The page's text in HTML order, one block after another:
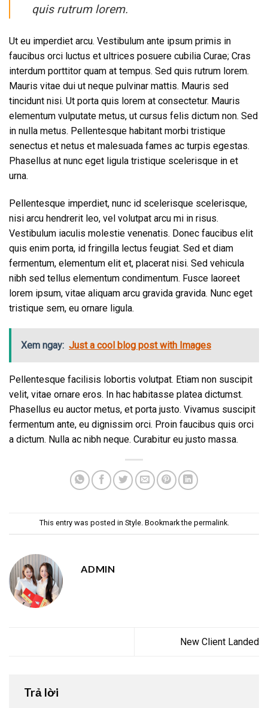
quis rutrum lorem.
Ut eu imperdiet arcu. Vestibulum ante ipsum primis in
faucibus orci luctus et ultrices posuere cubilia Curae; Cras
interdum porttitor quam at tempus. Sed quis rutrum lorem.
Mauris vitae dui ut neque pulvinar mattis. Mauris sed
tincidunt nisi. Ut porta quis lorem at consectetur. Mauris
elementum vulputate metus, ut cursus felis dictum non. Sed
in nulla metus. Pellentesque habitant morbi tristique
senectus et netus et malesuada fames ac turpis egestas.
Phasellus at nunc eget ligula tristique scelerisque in et
urna.
Pellentesque imperdiet, nunc id scelerisque scelerisque,
nisi arcu hendrerit leo, vel volutpat arcu mi in risus.
Vestibulum iaculis molestie venenatis. Donec faucibus elit
quis enim porta, id fringilla lectus feugiat. Sed et diam
fermentum, elementum elit et, placerat nisi. Sed vehicula
nibh sed tellus elementum condimentum. Fusce laoreet
lorem ipsum, vitae aliquam arcu gravida gravida. Nunc eget
tristique sem, eu ornare ligula.
Xem ngay: Just a cool blog post with Images
Pellentesque facilisis lobortis volutpat. Etiam non suscipit
velit, vitae ornare eros. In hac habitasse platea dictumst.
Phasellus eu auctor metus, et porta justo. Vivamus suscipit
fermentum ante, eu dignissim orci. Proin faucibus quis orci
a dictum. Nulla ac nibh neque. Curabitur eu justo massa.
This entry was posted in Style. Bookmark the permalink.
ADMIN
New Client Landed
Trả lời